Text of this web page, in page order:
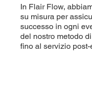
In Flair Flow,
su misura per
successo in ogni
del nostro metodo
fino al servizio post-